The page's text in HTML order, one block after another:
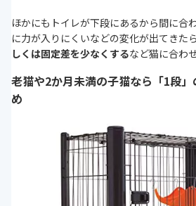
ほかにもトイレが下段にあるから間に合
に力が入りにくいなどの変化が出てきたら
しくは固定差を少なくするなど猫に合わ
老猫や2か月未満の子猫なら「1段
め